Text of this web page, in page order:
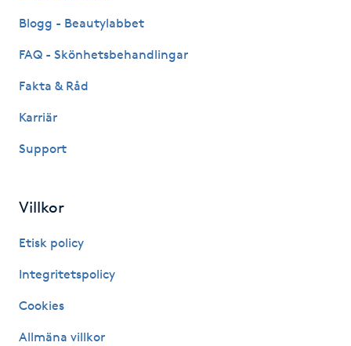
Kosmetisk tatuering
Kostrådgivning
Kroppspeeling
Kärlbehandling
Laserbehandling
Lashlift Keratin
Blogg - Beautylabbet
FAQ - Skönhetsbehandlingar
Fakta & Råd
Karriär
Support
Villkor
Etisk policy
Integritetspolicy
Cookies
Allmäna villkor